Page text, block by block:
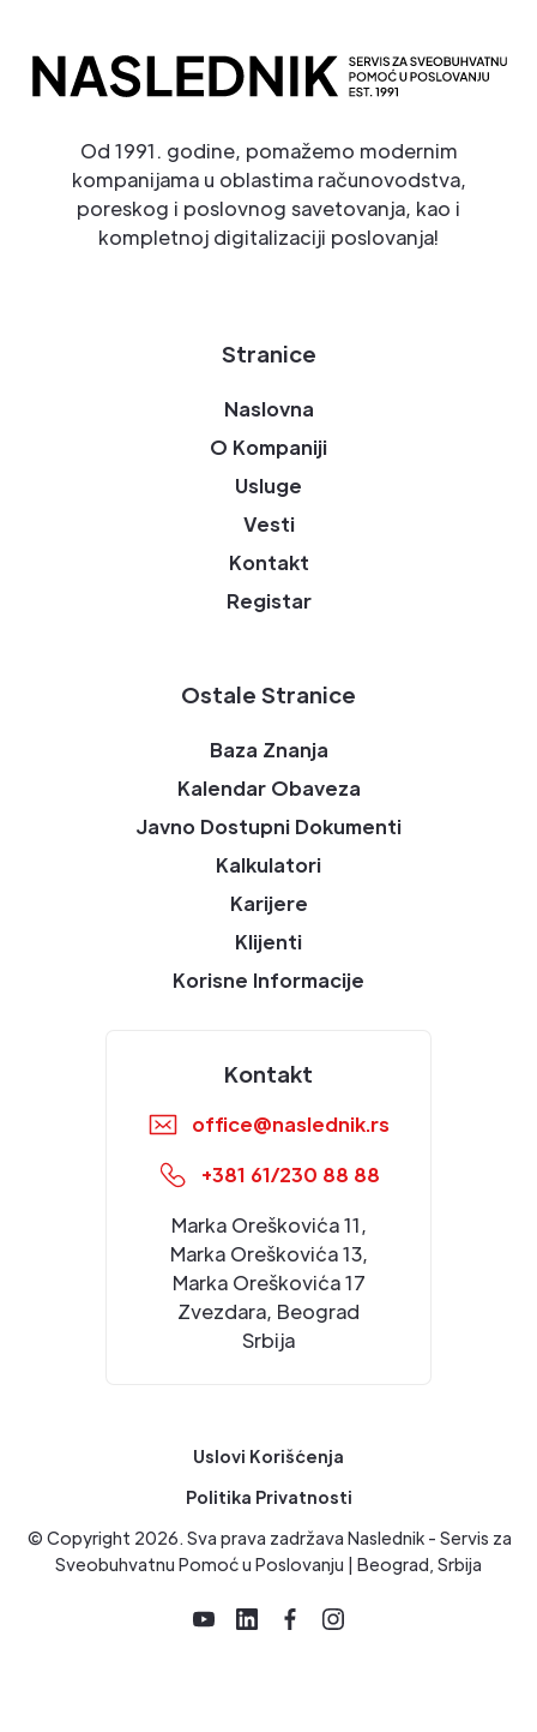
Od 1991. godine, pomažemo modernim
kompanijama u oblastima računovodstva,
poreskog i poslovnog savetovanja, kao i
kompletnoj digitalizaciji poslovanja!
Stranice
Naslovna
O Kompaniji
Usluge
Vesti
Kontakt
Registar
Ostale Stranice
Baza Znanja
Kalendar Obaveza
Javno Dostupni Dokumenti
Kalkulatori
Karijere
Klijenti
Korisne Informacije
Kontakt
office@naslednik.rs
+381 61/230 88 88
Marka Oreškovića 11,
Marka Oreškovića 13,
Marka Oreškovića 17
Zvezdara, Beograd
Srbija
Uslovi Korišćenja
Politika Privatnosti
© Copyright 2026. Sva prava zadržava Naslednik - Servis za
Sveobuhvatnu Pomoć u Poslovanju | Beograd, Srbija